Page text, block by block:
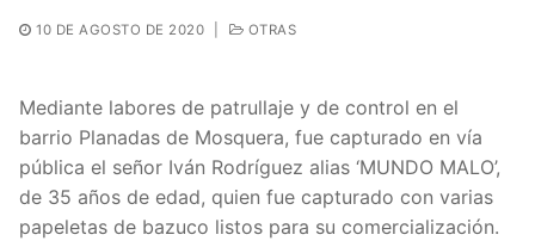
10 DE AGOSTO DE 2020 OTRAS
Mediante labores de patrullaje y de control en el
barrio Planadas de Mosquera, fue capturado en vía
pública el señor Iván Rodríguez alias ‘MUNDO MALO’,
de 35 años de edad, quien fue capturado con varias
papeletas de bazuco listos para su comercialización.